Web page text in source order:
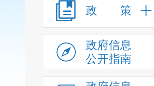
政 策
政府信息
公开指南